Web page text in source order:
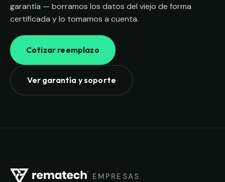
garantía — borramos los datos del viejo de forma
certificada y lo tomamos a cuenta.
Cotizar reemplazo
Ver garantía y soporte
EMPRESAS